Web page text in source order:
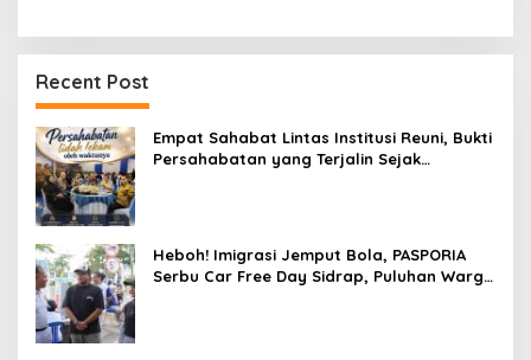
Recent Post
Empat Sahabat Lintas Institusi Reuni, Bukti
Persahabatan yang Terjalin Sejak
Heboh! Imigrasi Jemput Bola, PASPORIA
Serbu Car Free Day Sidrap, Puluhan Warga